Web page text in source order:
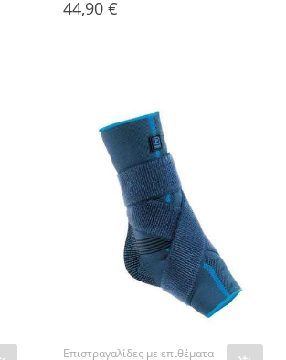
Τιμή
44,90 €
Επιστραγαλίδες με επιθέματα